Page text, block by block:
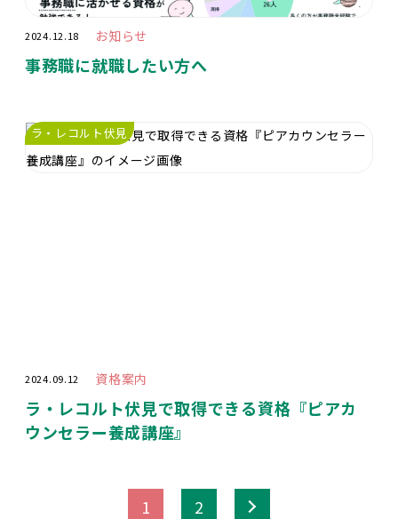
2024.12.18 お知らせ
事務職に就職したい方へ
ラ・レコルト伏見
2024.09.12 資格案内
ラ・レコルト伏見で取得できる資格『ピアカ
ウンセラー養成講座』
1 2 >